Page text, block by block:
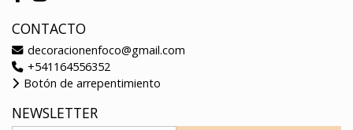
CONTACTO
decoracionenfoco@gmail.com
+541164556352
Botón de arrepentimiento
NEWSLETTER